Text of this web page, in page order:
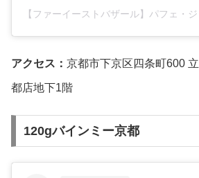
アクセス： 京都市下京区四条町600
都店地下1階
120gバインミー京都